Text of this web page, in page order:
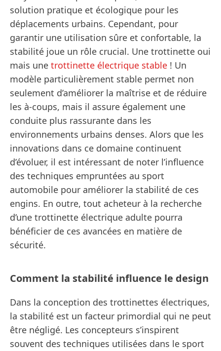
solution pratique et écologique pour les
déplacements urbains. Cependant, pour
garantir une utilisation sûre et confortable, la
stabilité joue un rôle crucial. Une trottinette oui
mais une trottinette électrique stable ! Un
modèle particulièrement stable permet non
seulement d’améliorer la maîtrise et de réduire
les à-coups, mais il assure également une
conduite plus rassurante dans les
environnements urbains denses. Alors que les
innovations dans ce domaine continuent
d’évoluer, il est intéressant de noter l’influence
des techniques empruntées au sport
automobile pour améliorer la stabilité de ces
engins. En outre, tout acheteur à la recherche
d’une trottinette électrique adulte pourra
bénéficier de ces avancées en matière de
sécurité.
Comment la stabilité influence le design
Dans la conception des trottinettes électriques,
la stabilité est un facteur primordial qui ne peut
être négligé. Les concepteurs s’inspirent
souvent des techniques utilisées dans le sport